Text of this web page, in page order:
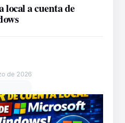
local a cuenta de
de 2026